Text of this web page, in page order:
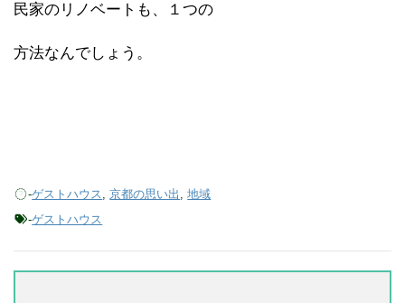
民家のリノベートも、１つの
方法なんでしょう。
-ゲストハウス,京都の思い出 ,地域
-ゲストハウス